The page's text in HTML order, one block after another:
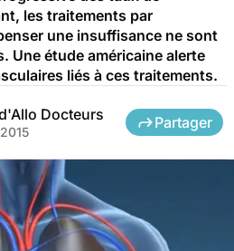
les traitements par
une insuffisance ne sont
Une étude américaine alerte
liés à ces traitements.
Docteurs Partager